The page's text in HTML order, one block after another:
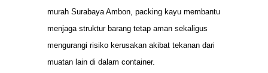
murah Surabaya Ambon, packing kayu membantu
menjaga struktur barang tetap aman sekaligus
mengurangi risiko kerusakan akibat tekanan dari
muatan lain di dalam container.